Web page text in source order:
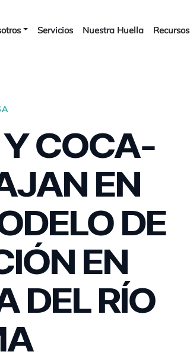
Servicios Nuestra Huella Recursos
COCA-
EN
DE
EN
DEL RÍO